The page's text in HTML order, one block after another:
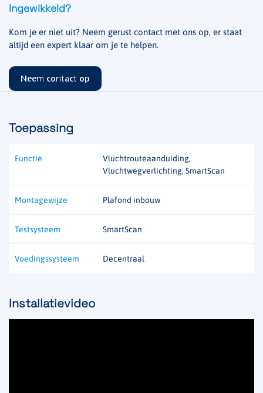
Ingewikkeld?
Kom je er niet uit? Neem gerust contact met ons op, er staat
altijd een expert klaar om je te helpen.
Neem contact op
Toepassing
Functie
Vluchtrouteaanduiding,
Vluchtwegverlichting, SmartScan
Montagewijze Plafond inbouw
Testsysteem SmartScan
Voedingssysteem Decentraal
Installatievideo